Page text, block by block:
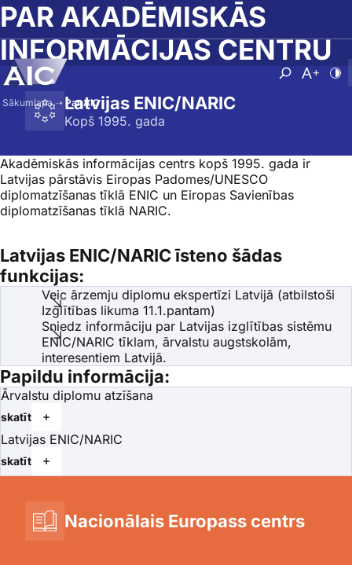
Skip to main content
Atvērt
Sākumlapa ➝ Par AIC
PAR AKADĒMISKĀS
INFORMĀCIJAS CENTRU
Latvijas ENIC/NARIC
Kopš 1995. gada
Akadēmiskās informācijas centrs kopš 1995. gada ir
Latvijas pārstāvis Eiropas Padomes/UNESCO
diplomatzīšanas tīklā ENIC un Eiropas Savienības
diplomatzīšanas tīklā NARIC.
Latvijas ENIC/NARIC īsteno šādas
funkcijas:
Veic ārzemju diplomu ekspertīzi Latvijā (atbilstoši
Izglītības likuma 11.1.pantam)
Sniedz informāciju par Latvijas izglītības sistēmu
ENIC/NARIC tīklam, ārvalstu augstskolām,
interesentiem Latvijā.
Papildu informācija:
Ārvalstu diplomu atzīšana
skatīt
Latvijas ENIC/NARIC
skatīt
Nacionālais Europass centrs